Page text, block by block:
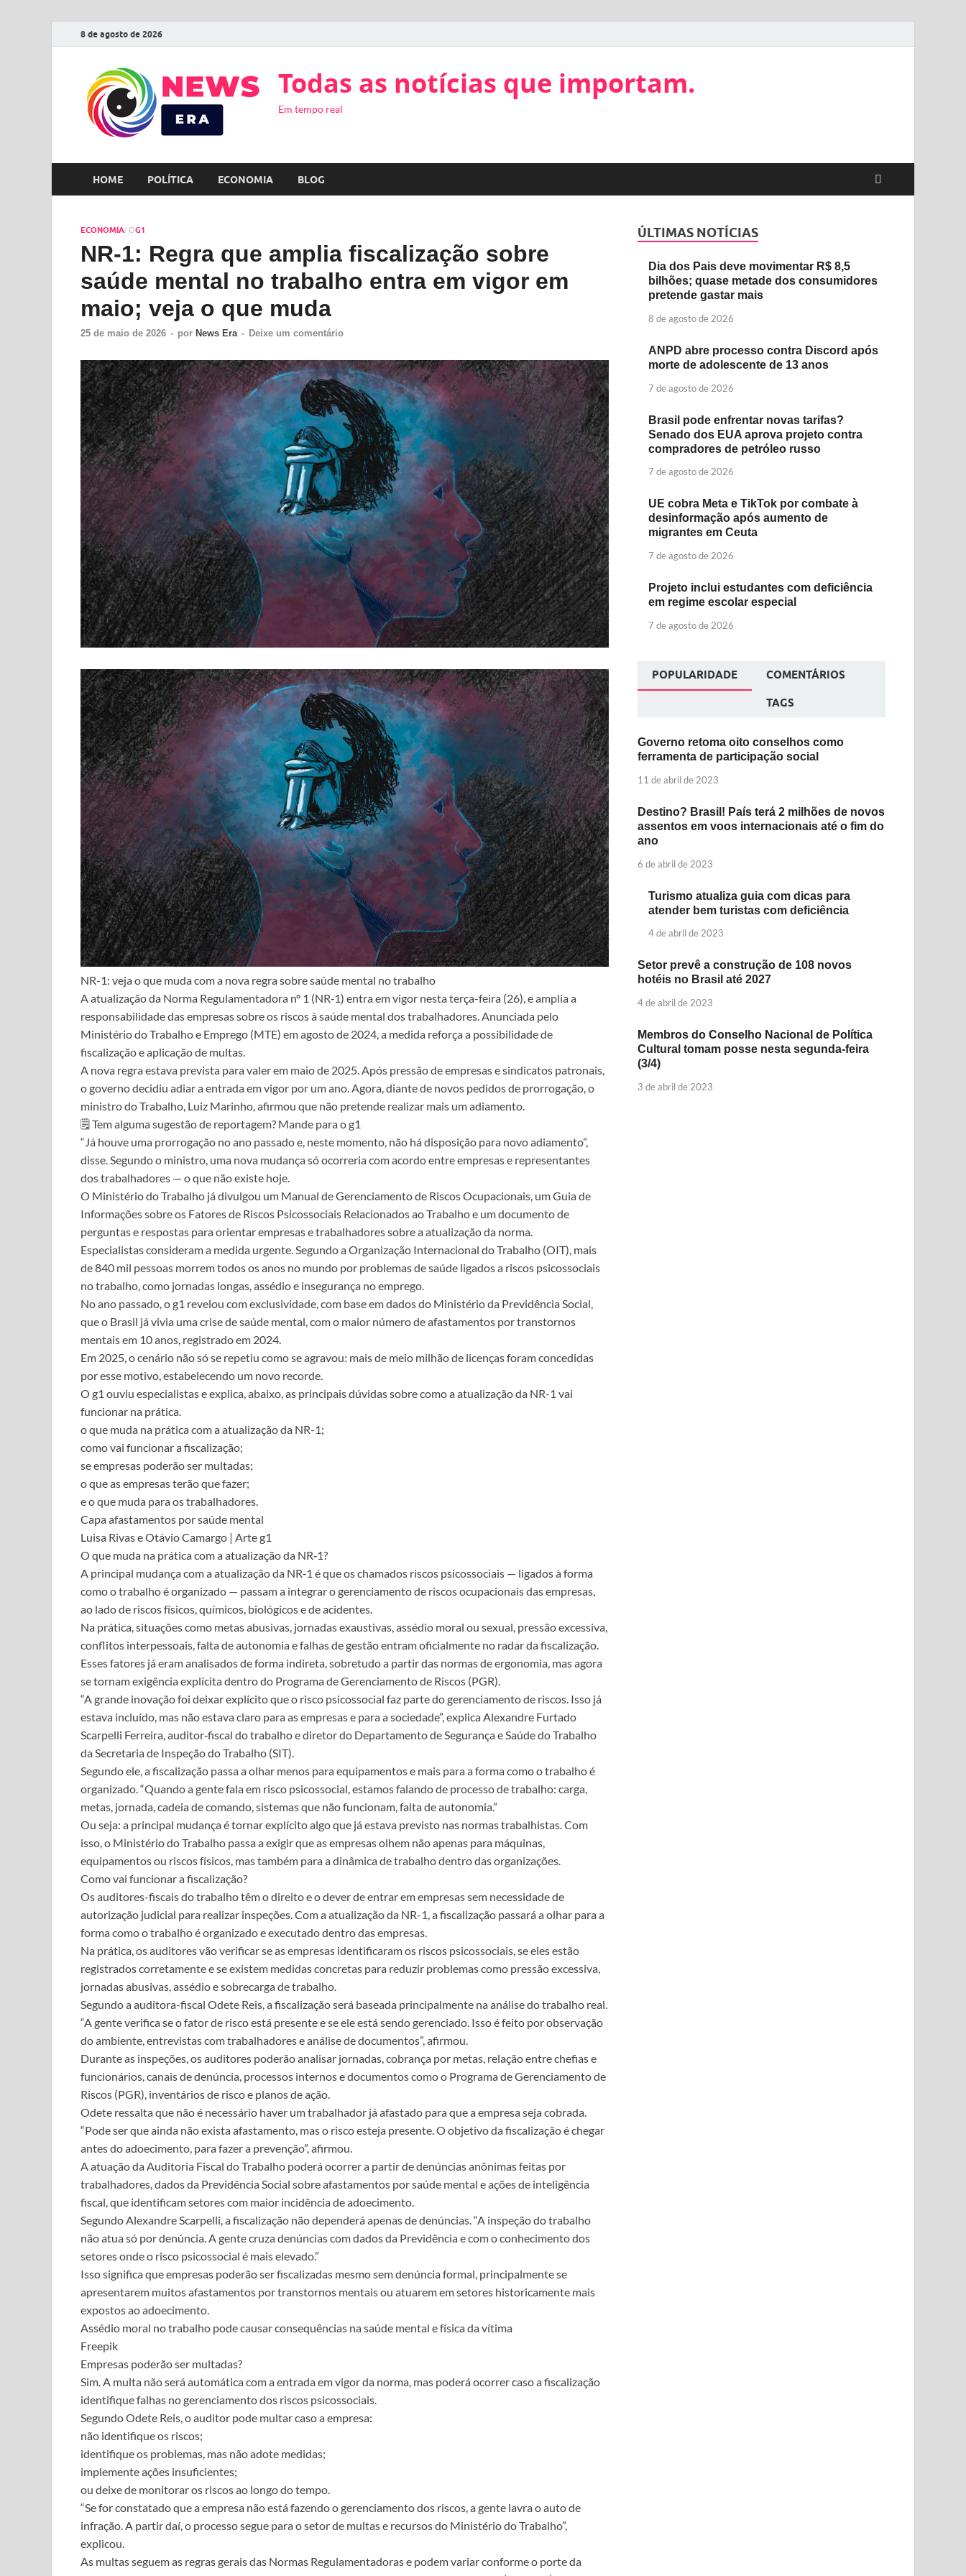
8 de agosto de 2026
Todas as notícias que importam.
Em tempo real
HOME POLÍTICA ECONOMIA BLOG
ECONOMIA/ OG1
NR-1: Regra que amplia fiscalização sobre
saúde mental no trabalho entra em vigor em
maio; veja o que muda
25 de maio de 2026 - por News Era - Deixe um comentário
NR-1: veja o que muda com a nova regra sobre saúde mental no trabalho
A atualização da Norma Regulamentadora nº 1 (NR‑1) entra em vigor nesta terça-feira (26), e amplia a
responsabilidade das empresas sobre os riscos à saúde mental dos trabalhadores. Anunciada pelo
Ministério do Trabalho e Emprego (MTE) em agosto de 2024, a medida reforça a possibilidade de
fiscalização e aplicação de multas.
A nova regra estava prevista para valer em maio de 2025. Após pressão de empresas e sindicatos patronais,
o governo decidiu adiar a entrada em vigor por um ano. Agora, diante de novos pedidos de prorrogação, o
ministro do Trabalho, Luiz Marinho, afirmou que não pretende realizar mais um adiamento.
🗒️ Tem alguma sugestão de reportagem? Mande para o g1
“Já houve uma prorrogação no ano passado e, neste momento, não há disposição para novo adiamento”,
disse. Segundo o ministro, uma nova mudança só ocorreria com acordo entre empresas e representantes
dos trabalhadores — o que não existe hoje.
O Ministério do Trabalho já divulgou um Manual de Gerenciamento de Riscos Ocupacionais, um Guia de
Informações sobre os Fatores de Riscos Psicossociais Relacionados ao Trabalho e um documento de
perguntas e respostas para orientar empresas e trabalhadores sobre a atualização da norma.
Especialistas consideram a medida urgente. Segundo a Organização Internacional do Trabalho (OIT), mais
de 840 mil pessoas morrem todos os anos no mundo por problemas de saúde ligados a riscos psicossociais
no trabalho, como jornadas longas, assédio e insegurança no emprego.
No ano passado, o g1 revelou com exclusividade, com base em dados do Ministério da Previdência Social,
que o Brasil já vivia uma crise de saúde mental, com o maior número de afastamentos por transtornos
mentais em 10 anos, registrado em 2024.
Em 2025, o cenário não só se repetiu como se agravou: mais de meio milhão de licenças foram concedidas
por esse motivo, estabelecendo um novo recorde.
O g1 ouviu especialistas e explica, abaixo, as principais dúvidas sobre como a atualização da NR-1 vai
funcionar na prática.
o que muda na prática com a atualização da NR-1;
como vai funcionar a fiscalização;
se empresas poderão ser multadas;
o que as empresas terão que fazer;
e o que muda para os trabalhadores.
Capa afastamentos por saúde mental
Luisa Rivas e Otávio Camargo | Arte g1
O que muda na prática com a atualização da NR‑1?
A principal mudança com a atualização da NR‑1 é que os chamados riscos psicossociais — ligados à forma
como o trabalho é organizado — passam a integrar o gerenciamento de riscos ocupacionais das empresas,
ao lado de riscos físicos, químicos, biológicos e de acidentes.
Na prática, situações como metas abusivas, jornadas exaustivas, assédio moral ou sexual, pressão excessiva,
conflitos interpessoais, falta de autonomia e falhas de gestão entram oficialmente no radar da fiscalização.
Esses fatores já eram analisados de forma indireta, sobretudo a partir das normas de ergonomia, mas agora
se tornam exigência explícita dentro do Programa de Gerenciamento de Riscos (PGR).
“A grande inovação foi deixar explícito que o risco psicossocial faz parte do gerenciamento de riscos. Isso já
estava incluído, mas não estava claro para as empresas e para a sociedade”, explica Alexandre Furtado
Scarpelli Ferreira, auditor‑fiscal do trabalho e diretor do Departamento de Segurança e Saúde do Trabalho
da Secretaria de Inspeção do Trabalho (SIT).
Segundo ele, a fiscalização passa a olhar menos para equipamentos e mais para a forma como o trabalho é
organizado. “Quando a gente fala em risco psicossocial, estamos falando de processo de trabalho: carga,
metas, jornada, cadeia de comando, sistemas que não funcionam, falta de autonomia.”
Ou seja: a principal mudança é tornar explícito algo que já estava previsto nas normas trabalhistas. Com
isso, o Ministério do Trabalho passa a exigir que as empresas olhem não apenas para máquinas,
equipamentos ou riscos físicos, mas também para a dinâmica de trabalho dentro das organizações.
Como vai funcionar a fiscalização?
Os auditores-fiscais do trabalho têm o direito e o dever de entrar em empresas sem necessidade de
autorização judicial para realizar inspeções. Com a atualização da NR-1, a fiscalização passará a olhar para a
forma como o trabalho é organizado e executado dentro das empresas.
Na prática, os auditores vão verificar se as empresas identificaram os riscos psicossociais, se eles estão
registrados corretamente e se existem medidas concretas para reduzir problemas como pressão excessiva,
jornadas abusivas, assédio e sobrecarga de trabalho.
Segundo a auditora-fiscal Odete Reis, a fiscalização será baseada principalmente na análise do trabalho real.
“A gente verifica se o fator de risco está presente e se ele está sendo gerenciado. Isso é feito por observação
do ambiente, entrevistas com trabalhadores e análise de documentos”, afirmou.
Durante as inspeções, os auditores poderão analisar jornadas, cobrança por metas, relação entre chefias e
funcionários, canais de denúncia, processos internos e documentos como o Programa de Gerenciamento de
Riscos (PGR), inventários de risco e planos de ação.
Odete ressalta que não é necessário haver um trabalhador já afastado para que a empresa seja cobrada.
“Pode ser que ainda não exista afastamento, mas o risco esteja presente. O objetivo da fiscalização é chegar
antes do adoecimento, para fazer a prevenção”, afirmou.
A atuação da Auditoria Fiscal do Trabalho poderá ocorrer a partir de denúncias anônimas feitas por
trabalhadores, dados da Previdência Social sobre afastamentos por saúde mental e ações de inteligência
fiscal, que identificam setores com maior incidência de adoecimento.
Segundo Alexandre Scarpelli, a fiscalização não dependerá apenas de denúncias. “A inspeção do trabalho
não atua só por denúncia. A gente cruza denúncias com dados da Previdência e com o conhecimento dos
setores onde o risco psicossocial é mais elevado.”
Isso significa que empresas poderão ser fiscalizadas mesmo sem denúncia formal, principalmente se
apresentarem muitos afastamentos por transtornos mentais ou atuarem em setores historicamente mais
expostos ao adoecimento.
Assédio moral no trabalho pode causar consequências na saúde mental e física da vítima
Freepik
Empresas poderão ser multadas?
Sim. A multa não será automática com a entrada em vigor da norma, mas poderá ocorrer caso a fiscalização
identifique falhas no gerenciamento dos riscos psicossociais.
Segundo Odete Reis, o auditor pode multar caso a empresa:
não identifique os riscos;
identifique os problemas, mas não adote medidas;
implemente ações insuficientes;
ou deixe de monitorar os riscos ao longo do tempo.
“Se for constatado que a empresa não está fazendo o gerenciamento dos riscos, a gente lavra o auto de
infração. A partir daí, o processo segue para o setor de multas e recursos do Ministério do Trabalho”,
explicou.
As multas seguem as regras gerais das Normas Regulamentadoras e podem variar conforme o porte da
ÚLTIMAS NOTÍCIAS
Dia dos Pais deve movimentar R$ 8,5
bilhões; quase metade dos consumidores
pretende gastar mais
8 de agosto de 2026
ANPD abre processo contra Discord após
morte de adolescente de 13 anos
7 de agosto de 2026
Brasil pode enfrentar novas tarifas?
Senado dos EUA aprova projeto contra
compradores de petróleo russo
7 de agosto de 2026
UE cobra Meta e TikTok por combate à
desinformação após aumento de
migrantes em Ceuta
7 de agosto de 2026
Projeto inclui estudantes com deficiência
em regime escolar especial
7 de agosto de 2026
POPULARIDADE COMENTÁRIOS
TAGS
Governo retoma oito conselhos como
ferramenta de participação social
11 de abril de 2023
Destino? Brasil! País terá 2 milhões de novos
assentos em voos internacionais até o fim do
ano
6 de abril de 2023
Turismo atualiza guia com dicas para
atender bem turistas com deficiência
4 de abril de 2023
Setor prevê a construção de 108 novos
hotéis no Brasil até 2027
4 de abril de 2023
Membros do Conselho Nacional de Política
Cultural tomam posse nesta segunda-feira
(3/4)
3 de abril de 2023